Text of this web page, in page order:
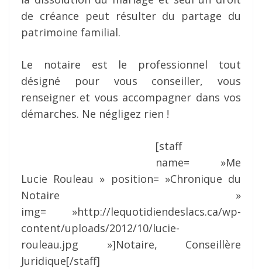
de créance peut résulter du partage du
patrimoine familial.
Le notaire est le professionnel tout
désigné pour vous conseiller, vous
renseigner et vous accompagner dans vos
démarches. Ne négligez rien !
[staff
name= »Me
Lucie Rouleau » position= »Chronique du
Notaire »
img= »http://lequotidiendeslacs.ca/wp-
content/uploads/2012/10/lucie-
rouleau.jpg »]Notaire, Conseillère
Juridique[/staff]